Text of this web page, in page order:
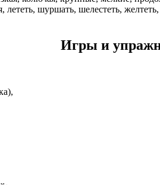
шуршать, шелестеть,
Игры и